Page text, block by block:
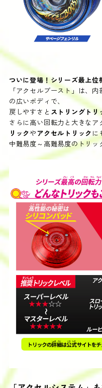
ついに登場！シリーズ最上位
「アクセルブースト」は、
の広いボディで、​
戻しやすさと ストリングトリ
さらに高い回転力と大きなア
リックやアクセルトリック に
中難易度～高難易度のトリッ